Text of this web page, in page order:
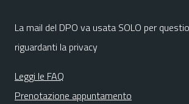
La mail del DPO va usata SOLO per
riguardanti la privacy
Leggi le FAQ
Prenotazione appuntamento